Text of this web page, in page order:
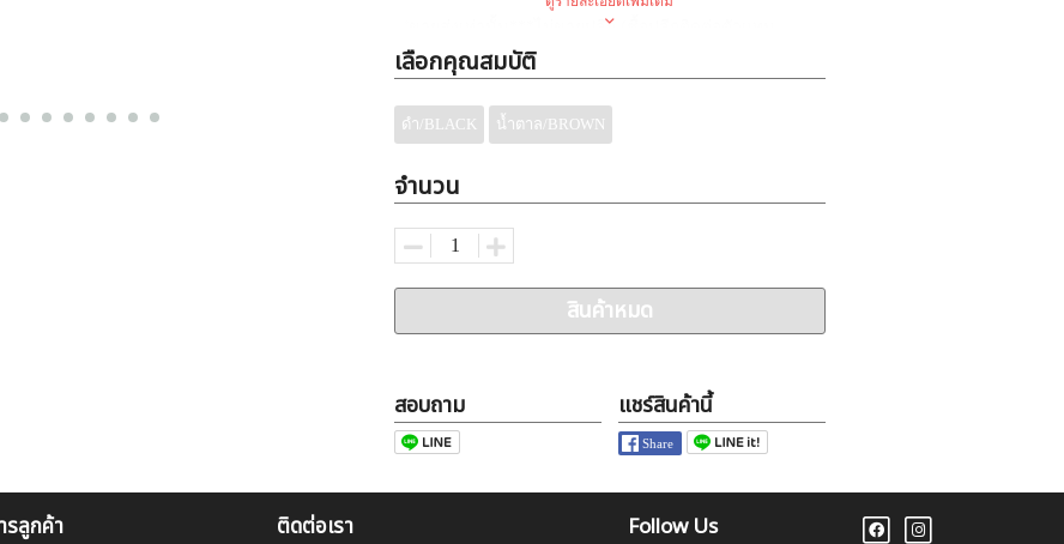
ไม่ขายปลีก
จำหน่าย
✅ขายส่งแบบละ3ตัว
เลือกคุณสมบัติ
ดำ/BLACK น้ำตาล/BROWN
จำนวน
สินค้าหมด
สอบถาม แชร์สินค้านี้
รลูกค้า ติดต่อเรา Follow Us